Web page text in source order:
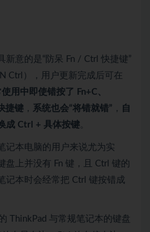
新意的是“防呆 Fn / Ctrl 快捷键”
Ctrl），用户更新完成后可在
用中即使错按了 Fn+C、
捷键 ， 系统也会“将错就错” ，
自
成 Ctrl + 具体按键
记本电脑的用户来说尤为实
盘上并没有 Fn 键，且 Ctrl 键的
记本时会经常把 Ctrl 键按错成
ThinkPad 与常规笔记本的键盘